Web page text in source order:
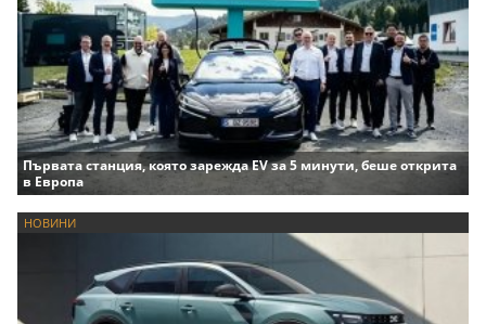
Първата станция, която зарежда EV за 5 минути, беше открита
в Европа
НОВИНИ